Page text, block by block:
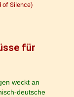
of Silence)
für
weckt an
deutsche